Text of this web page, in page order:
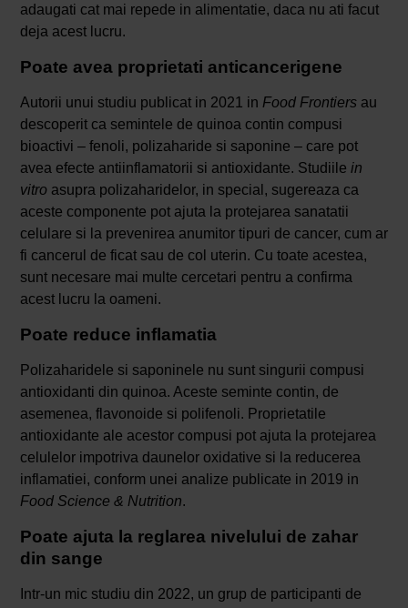
adaugati cat mai repede in alimentatie, daca nu ati facut
deja acest lucru.
Poate avea proprietati anticancerigene
Autorii unui studiu publicat in 2021 in Food Frontiersau
descoperit ca semintele de quinoa contin compusi
bioactivi – fenoli, polizaharide si saponine – care pot
avea efecte antiinflamatorii si antioxidante. Studiile in
vitro asupra polizaharidelor, in special, sugereaza ca
aceste componente pot ajuta la protejarea sanatatii
celulare si la prevenirea anumitor tipuri de cancer, cum ar
fi cancerul de ficat sau de col uterin. Cu toate acestea,
sunt necesare mai multe cercetari pentru a confirma
acest lucru la oameni.
Poate reduce inflamatia
Polizaharidele si saponinele nu sunt singurii compusi
antioxidanti din quinoa. Aceste seminte contin, de
asemenea, flavonoide si polifenoli. Proprietatile
antioxidante ale acestor compusi pot ajuta la protejarea
celulelor impotriva daunelor oxidative si la reducerea
inflamatiei, conform unei analize publicate in 2019 in
Food Science & Nutrition.
Poate ajuta la reglarea nivelului de zahar
din sange
Intr-un mic studiu din 2022, un grup de participanti de